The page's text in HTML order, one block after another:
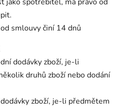
smlouvy činí 14 dnů
dodávky zboží, je-li
druhů zboží nebo dodání
zboží, je-li předmětem